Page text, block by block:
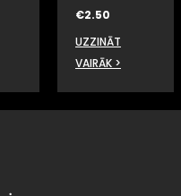
€2.50
UZZINĀT
VAIRĀK >